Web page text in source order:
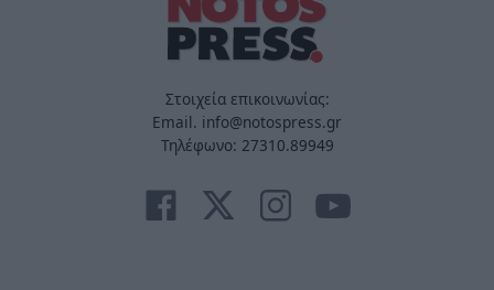
Στοιχεία επικοινωνίας:
Email. info@notospress.gr
Τηλέφωνο: 27310.89949